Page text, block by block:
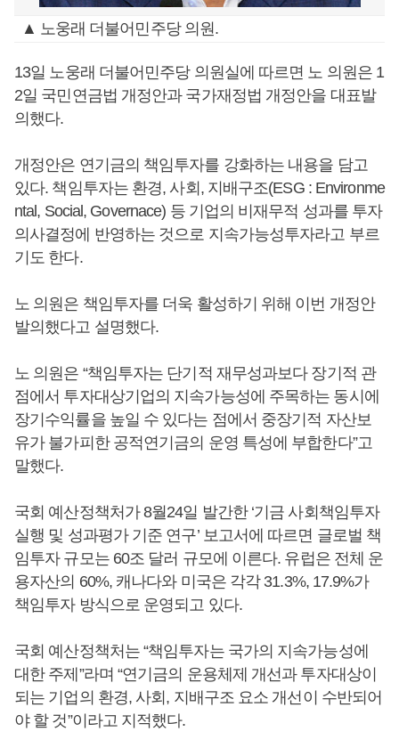
▲ 노웅래 더불어민주당 의원.
13일 노웅래 더불어민주당 의원실에 따르면 노 의원은 1
2일 국민연금법 개정안과 국가재정법 개정안을 대표발
의했다.
개정안은 연기금의 책임투자를 강화하는 내용을 담고
있다. 책임투자는 환경, 사회, 지배구조(ESG : Environme
ntal, Social, Governace) 등 기업의 비재무적 성과를 투자
의사결정에 반영하는 것으로 지속가능성투자라고 부르
기도 한다.
노 의원은 책임투자를 더욱 활성하기 위해 이번 개정안
발의했다고 설명했다.
노 의원은 “책임투자는 단기적 재무성과보다 장기적 관
점에서 투자대상기업의 지속가능성에 주목하는 동시에
장기수익률을 높일 수 있다는 점에서 중장기적 자산보
유가 불가피한 공적연기금의 운영 특성에 부합한다”고
말했다.
국회 예산정책처가 8월24일 발간한 ‘기금 사회책임투자
실행 및 성과평가 기준 연구’ 보고서에 따르면 글로벌 책
임투자 규모는 60조 달러 규모에 이른다. 유럽은 전체 운
용자산의 60%, 캐나다와 미국은 각각 31.3%, 17.9%가
책임투자 방식으로 운영되고 있다.
국회 예산정책처는 “책임투자는 국가의 지속가능성에
대한 주제”라며 “연기금의 운용체제 개선과 투자대상이
되는 기업의 환경, 사회, 지배구조 요소 개선이 수반되어
야 할 것”이라고 지적했다.